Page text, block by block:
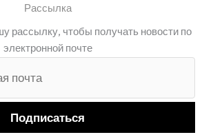
Рассылка
рассылку, чтобы получать новости по
электронной почте